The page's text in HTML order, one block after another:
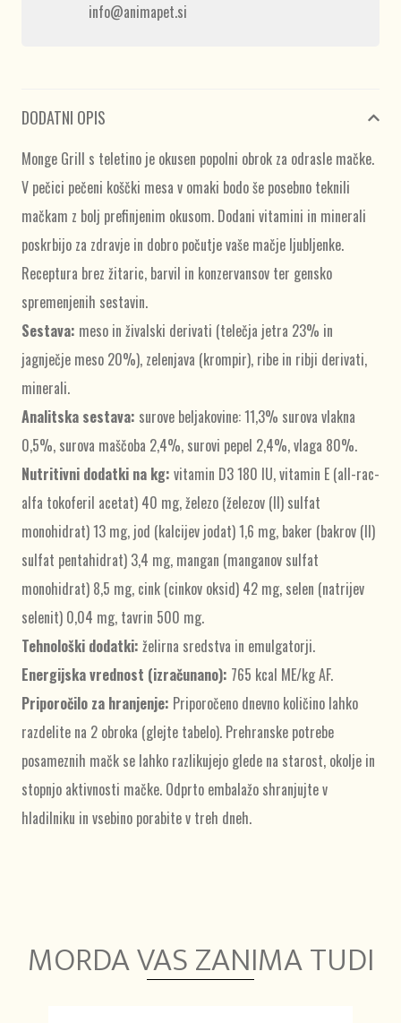
info@animapet.si
DODATNI OPIS
Monge Grill s teletino je okusen popolni obrok za odrasle mačke.
V pečici pečeni koščki mesa v omaki bodo še posebno teknili
mačkam z bolj prefinjenim okusom. Dodani vitamini in minerali
poskrbijo za zdravje in dobro počutje vaše mačje ljubljenke.
Receptura brez žitaric, barvil in konzervansov ter gensko
spremenjenih sestavin.
Sestava: meso in živalski derivati (telečja jetra 23% in
jagnječje meso 20%), zelenjava (krompir), ribe in ribji derivati,
minerali.
Analitska sestava: surove beljakovine: 11,3% surova vlakna
0,5%, surova maščoba 2,4%, surovi pepel 2,4%, vlaga 80%.
Nutritivni dodatki na kg: vitamin D3 180 IU, vitamin E (all-rac-
alfa tokoferil acetat) 40 mg, železo (železov (II) sulfat
monohidrat) 13 mg, jod (kalcijev jodat) 1,6 mg, baker (bakrov (II)
sulfat pentahidrat) 3,4 mg, mangan (manganov sulfat
monohidrat) 8,5 mg, cink (cinkov oksid) 42 mg, selen (natrijev
selenit) 0,04 mg, tavrin 500 mg.
Tehnološki dodatki: želirna sredstva in emulgatorji.
Energijska vrednost (izračunano): 765 kcal ME/kg AF.
Priporočilo za hranjenje: Priporočeno dnevno količino lahko
razdelite na 2 obroka (glejte tabelo). Prehranske potrebe
posameznih mačk se lahko razlikujejo glede na starost, okolje in
stopnjo aktivnosti mačke. Odprto embalažo shranjujte v
hladilniku in vsebino porabite v treh dneh.
MORDA VAS ZANIMA TUDI